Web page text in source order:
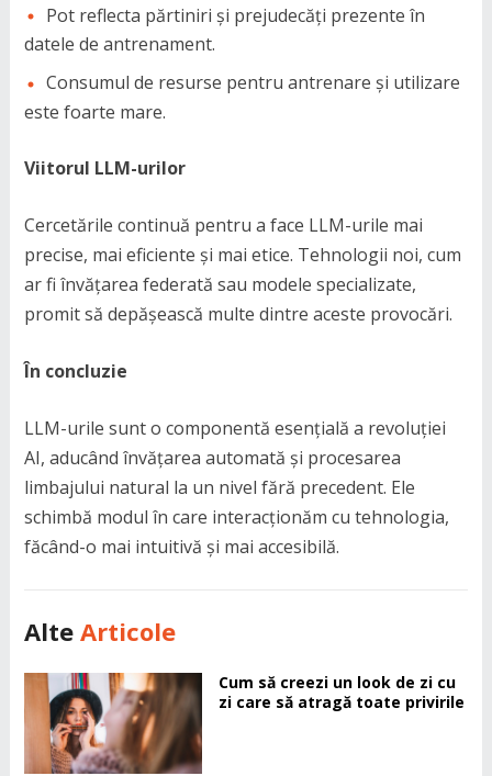
Pot reflecta părtiniri și prejudecăți prezente în
datele de antrenament.
Consumul de resurse pentru antrenare și utilizare
este foarte mare.
Viitorul LLM-urilor
Cercetările continuă pentru a face LLM-urile mai
precise, mai eficiente și mai etice. Tehnologii noi, cum
ar fi învățarea federată sau modele specializate,
promit să depășească multe dintre aceste provocări.
În concluzie
LLM-urile sunt o componentă esențială a revoluției
AI, aducând învățarea automată și procesarea
limbajului natural la un nivel fără precedent. Ele
schimbă modul în care interacționăm cu tehnologia,
făcând-o mai intuitivă și mai accesibilă.
Alte Articole
Cum să creezi un look de zi cu
zi care să atragă toate privirile